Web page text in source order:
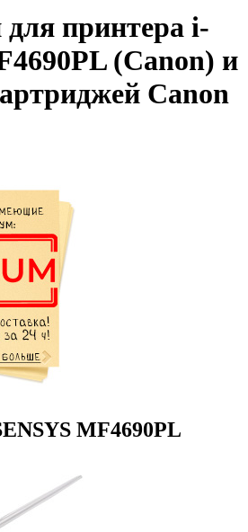
принтера i-
(Canon) и
Canon
MF4690PL